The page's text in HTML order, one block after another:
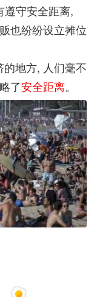
遵守安全距离,
也纷纷设立摊位
地方, 人们毫不
了安全距离。